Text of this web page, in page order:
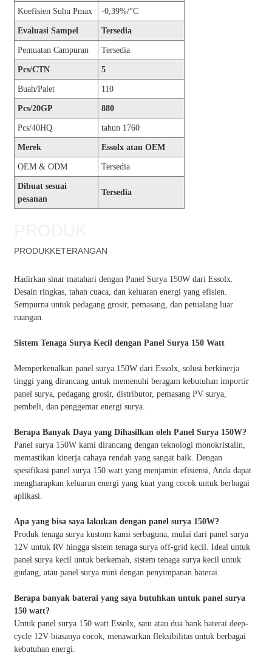
Koefisien Suhu Pmax -0,39%/°C
Evaluasi Sampel Tersedia
Pemuatan Campuran Tersedia
Pcs/CTN 5
Buah/Palet 110
Pcs/20GP 880
Pcs/40HQ tahun 1760
Merek Essolx atau OEM
OEM & ODM Tersedia
Dibuat sesuai
pesanan
Tersedia
PRODUKKETERANGAN
Hadirkan sinar matahari dengan Panel Surya 150W dari Essolx.
Desain ringkas, tahan cuaca, dan keluaran energi yang efisien.
Sempurna untuk pedagang grosir, pemasang, dan petualang luar
ruangan.
Sistem Tenaga Surya Kecil dengan Panel Surya 150 Watt
Memperkenalkan panel surya 150W dari Essolx, solusi berkinerja
tinggi yang dirancang untuk memenuhi beragam kebutuhan importir
panel surya, pedagang grosir, distributor, pemasang PV surya,
pembeli, dan penggemar energi surya.
Berapa Banyak Daya yang Dihasilkan oleh Panel Surya 150W?
Panel surya 150W kami dirancang dengan teknologi monokristalin,
memastikan kinerja cahaya rendah yang sangat baik. Dengan
spesifikasi panel surya 150 watt yang menjamin efisiensi, Anda dapat
mengharapkan keluaran energi yang kuat yang cocok untuk berbagai
aplikasi.
Apa yang bisa saya lakukan dengan panel surya 150W?
Produk tenaga surya kustom kami serbaguna, mulai dari panel surya
12V untuk RV hingga sistem tenaga surya off-grid kecil. Ideal untuk
panel surya kecil untuk berkemah, sistem tenaga surya kecil untuk
gudang, atau panel surya mini dengan penyimpanan baterai.
Berapa banyak baterai yang saya butuhkan untuk panel surya
150 watt?
Untuk panel surya 150 watt Essolx, satu atau dua bank baterai deep-
cycle 12V biasanya cocok, menawarkan fleksibilitas untuk berbagai
kebutuhan energi.